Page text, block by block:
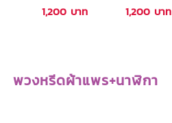
1,200 บาท 1,200 บาท
พวงหรีดผ้าแพร+นาฬิกา